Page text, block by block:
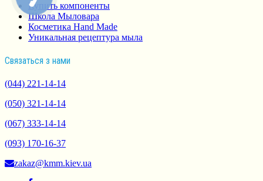
Купить компоненты
Школа Мыловара
Косметика Hand Made
Уникальная рецептура мыла
Связаться з нами
(044) 221-14-14
(050) 321-14-14
(067) 333-14-14
(093) 170-16-37
zakaz@kmm.kiev.ua